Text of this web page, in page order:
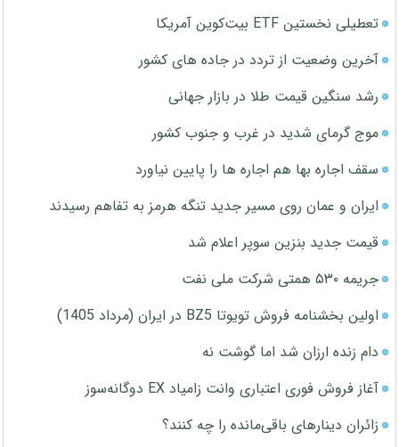
تعطیلی نخستین ETF بیت‌کوین آمریکا
آخرین وضعیت از تردد در جاده های کشور
رشد سنگین قیمت طلا در بازار جهانی
موج گرمای شدید در غرب و جنوب کشور
سقف اجاره بها هم اجاره ها را پایین نیاورد
ایران و عمان روی مسیر جدید تنگه هرمز به تفاهم رسیدند
قیمت جدید بنزین سوپر اعلام شد
جریمه ۵۳۰ همتی شرکت ملی نفت
اولین بخشنامه فروش تویوتا BZ5 در ایران (مرداد 1405)
دام زنده ارزان شد اما گوشت نه
آغاز فروش فوری اعتباری وانت زامیاد EX دوگانه‌سوز
زائران دینارهای باقی‌مانده را چه کنند؟